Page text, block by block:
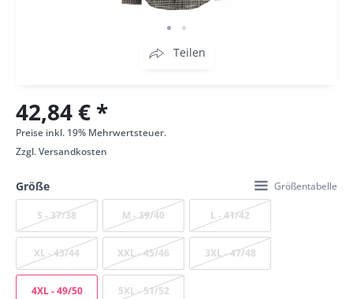
Teilen
42,84 € *
Preise inkl. 19% Mehrwertsteuer.
Zzgl.Versandkosten
Größe Größentabelle
S - 37/38 M - 39/40 L - 41/42
XL - 43/44 XXL - 45/46 3XL - 47/48
4XL - 49/50 5XL - 51/52